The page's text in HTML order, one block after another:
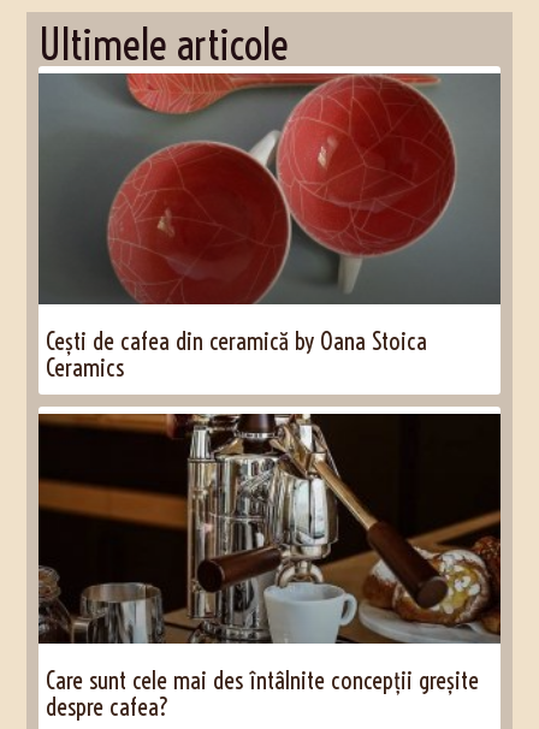
Ultimele articole
Cești de cafea din ceramică by Oana Stoica
Ceramics
Care sunt cele mai des întâlnite concepții greșite
despre cafea?